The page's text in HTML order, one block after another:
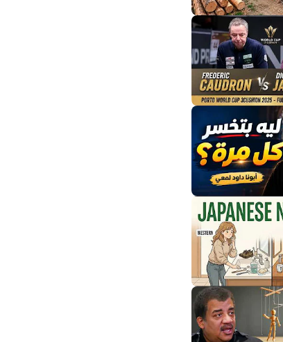
79
80
81
82
83
85